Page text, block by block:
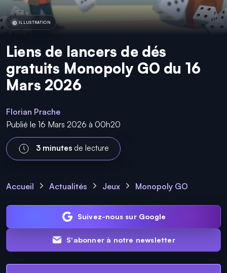
ILLUSTRATION
Liens de lancers de dés
gratuits Monopoly GO du 16
Mars 2026
Florian Prache
Publié le 16 Mars 2026 à 00h20
3 minutes de lecture
Accueil Actualités Jeux Monopoly GO
Suivez-nous sur Google
S'abonner à notre newsletter